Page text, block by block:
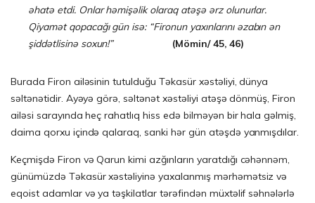
əhatə etdi. Onlar həmişəlik olaraq atəşə ərz olunurlar.
Qiyamət qopacağı gün isə: “Fironun yaxınlarını əzabın ən
şiddətlisinə soxun!”
(Mömin/ 45, 46)
Burada Firon ailəsinin tutulduğu Təkasür xəstəliyi, dünya
səltənətidir. Ayəyə görə, səltənət xəstəliyi atəşə dönmüş, Firon
ailəsi sarayında heç rahatlıq hiss edə bilməyən bir hala gəlmiş,
daima qorxu içində qalaraq, sanki hər gün atəşdə yanmışdılar.
Keçmişdə Firon və Qarun kimi azğınların yaratdığı cəhənnəm,
günümüzdə Təkasür xəstəliyinə yaxalanmış mərhəmətsiz və
eqoist adamlar və ya təşkilatlar tərəfindən müxtəlif səhnələrlə